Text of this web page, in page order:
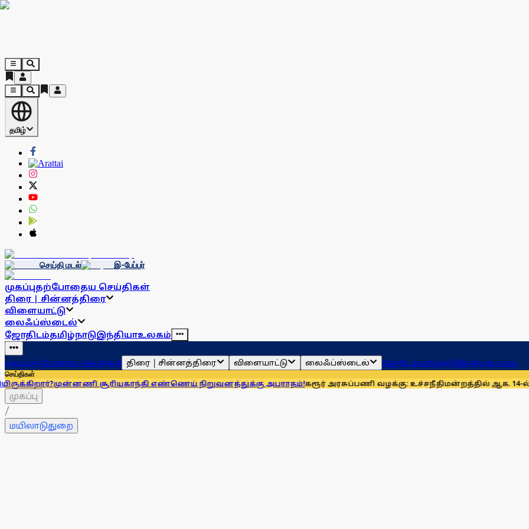
தமிழ்
செய்தி மடல் இ-பேப்பர்
முகப்புதற்போதைய செய்திகள்
திரை | சின்னத்திரை
விளையாட்டு
லைஃப்ஸ்டைல்
ஜோதிடம்தமிழ்நாடுஇந்தியாஉலகம்
முகப்புதற்போதைய செய்திகள் திரை | சின்னத்திரை விளையாட்டு லைஃப்ஸ்டைல் ஜோதிடம்தமிழ்நாடுஇந்தியாஉலகம்
செய்திகள்
முன்னணி சூரியகாந்தி எண்ணெய் நிறுவனத்துக்கு அபராதம்!கரூர் அரசுப்பணி வழக்கு: உச்சநீதிமன்றத்தில் ஆக. 14-ல்
முகப்பு
/
மயிலாடுதுறை